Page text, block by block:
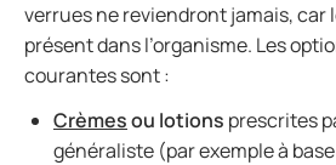
verrues ne reviendront jamais, car
présent dans l’organisme. Les
courantes sont :
Crèmesou lotions prescrites
généraliste (par exemple à